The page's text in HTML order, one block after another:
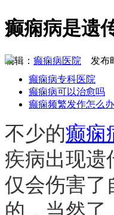
癫痫病是遗
编辑： 癫痫病医院 发布
癫痫病专科医院
癫痫病可以治愈吗
癫痫频繁发作怎么办
不少的癫痫
疾病出现遗
仅会伤害了